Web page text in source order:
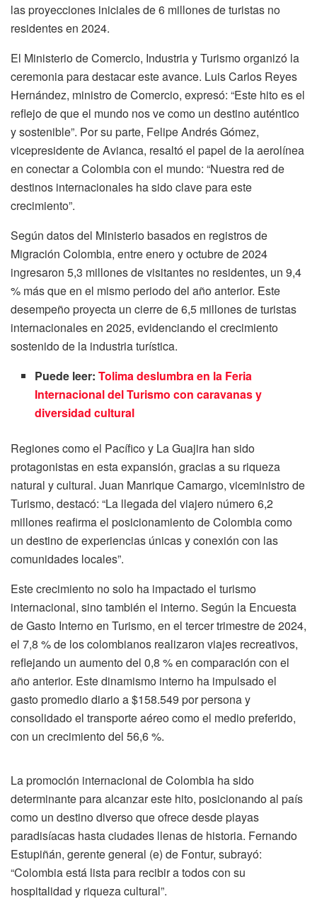
las proyecciones iniciales de 6 millones de turistas no
residentes en 2024.
El Ministerio de Comercio, Industria y Turismo organizó la
ceremonia para destacar este avance. Luis Carlos Reyes
Hernández, ministro de Comercio, expresó: “Este hito es el
reflejo de que el mundo nos ve como un destino auténtico
y sostenible”. Por su parte, Felipe Andrés Gómez,
vicepresidente de Avianca, resaltó el papel de la aerolínea
en conectar a Colombia con el mundo: “Nuestra red de
destinos internacionales ha sido clave para este
crecimiento”.
Según datos del Ministerio basados en registros de
Migración Colombia, entre enero y octubre de 2024
ingresaron 5,3 millones de visitantes no residentes, un 9,4
% más que en el mismo periodo del año anterior. Este
desempeño proyecta un cierre de 6,5 millones de turistas
internacionales en 2025, evidenciando el crecimiento
sostenido de la industria turística.
Puede leer:Tolima deslumbra en la Feria
Internacional del Turismo con caravanas y
diversidad cultural
Regiones como el Pacífico y La Guajira han sido
protagonistas en esta expansión, gracias a su riqueza
natural y cultural. Juan Manrique Camargo, viceministro de
Turismo, destacó: “La llegada del viajero número 6,2
millones reafirma el posicionamiento de Colombia como
un destino de experiencias únicas y conexión con las
comunidades locales”.
Este crecimiento no solo ha impactado el turismo
internacional, sino también el interno. Según la Encuesta
de Gasto Interno en Turismo, en el tercer trimestre de 2024,
el 7,8 % de los colombianos realizaron viajes recreativos,
reflejando un aumento del 0,8 % en comparación con el
año anterior. Este dinamismo interno ha impulsado el
gasto promedio diario a $158.549 por persona y
consolidado el transporte aéreo como el medio preferido,
con un crecimiento del 56,6 %.
La promoción internacional de Colombia ha sido
determinante para alcanzar este hito, posicionando al país
como un destino diverso que ofrece desde playas
paradisíacas hasta ciudades llenas de historia. Fernando
Estupiñán, gerente general (e) de Fontur, subrayó:
“Colombia está lista para recibir a todos con su
hospitalidad y riqueza cultural”.